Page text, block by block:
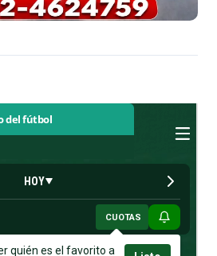
del fútbol